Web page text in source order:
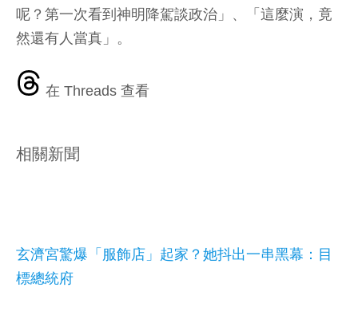
呢？第一次看到神明降駕談政治」、「這麼演，竟
然還有人當真」。
在 Threads 查看
相關新聞
玄濟宮驚爆「服飾店」起家？她抖出一串黑幕：目
標總統府